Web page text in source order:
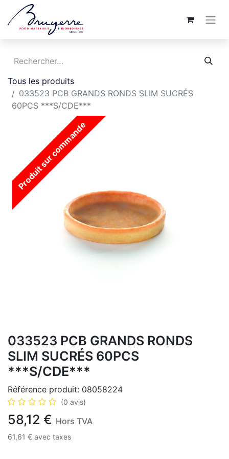
Tous les produits
033523 PCB GRANDS RONDS SLIM SUCRÉS
60PCS ***S/CDE***
Produit sur commande
033523 PCB GRANDS RONDS
SLIM SUCRÉS 60PCS
***S/CDE***
Référence produit: 08058224
(0 avis)
58,12 € Hors TVA
61,61 € avec taxes